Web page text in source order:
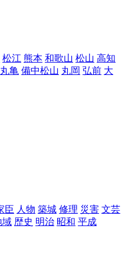
松江 熊本 和歌山 松山 高知
丸亀 備中松山 丸岡 弘前 大
臣 人物 築城 修理 災害 文芸
域 歴史 明治 昭和 平成